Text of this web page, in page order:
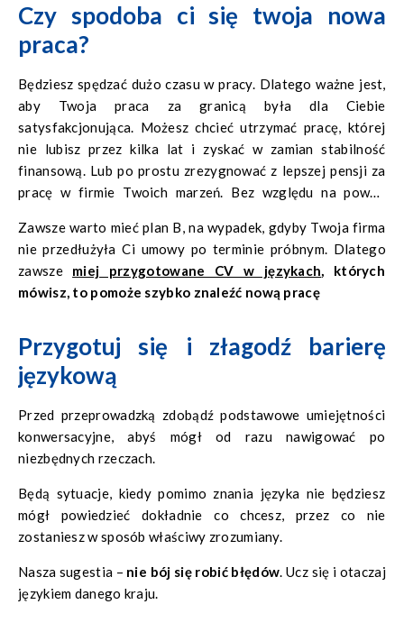
Czy spodoba ci się twoja nowa
praca?
Będziesz spędzać dużo czasu w pracy. Dlatego ważne jest,
aby Twoja praca za granicą była dla Ciebie
satysfakcjonująca. Możesz chcieć utrzymać pracę, której
nie lubisz przez kilka lat i zyskać w zamian stabilność
finansową. Lub po prostu zrezygnować z lepszej pensji za
pracę w firmie Twoich marzeń. Bez względu na powód
swoim ogólnym szczęściu i dobrym samopoczuciu.
Zawsze warto mieć plan B, na wypadek, gdyby Twoja firma
nie przedłużyła Ci umowy po terminie próbnym. Dlatego
zawsze miej przygotowane CV w językach, których
mówisz, to pomoże szybko znaleźć nową pracę
Przygotuj się i złagodź barierę
językową
Przed przeprowadzką zdobądź podstawowe umiejętności
konwersacyjne, abyś mógł od razu nawigować po
niezbędnych rzeczach.
Będą sytuacje, kiedy pomimo znania języka nie będziesz
mógł powiedzieć dokładnie co chcesz, przez co nie
zostaniesz w sposób właściwy zrozumiany.
Nasza sugestia – nie bój się robić błędów. Ucz się i otaczaj
językiem danego kraju.